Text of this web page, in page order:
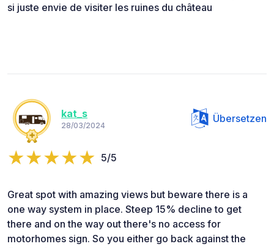
si juste envie de visiter les ruines du château
kat_s
28/03/2024
Übersetzen
5/5
Great spot with amazing views but beware there is a
one way system in place. Steep 15% decline to get
there and on the way out there's no access for
motorhomes sign. So you either go back against the